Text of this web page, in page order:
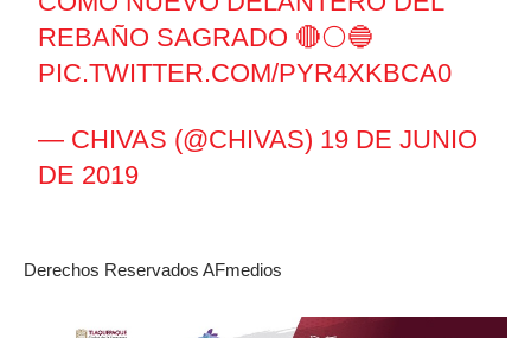
REBAÑO SAGRADO 🔴⚪️🔵
PIC.TWITTER.COM/PYR4XKBCA0
— CHIVAS (@CHIVAS) 19 DE JUNIO
DE 2019
Derechos Reservados AFmedios